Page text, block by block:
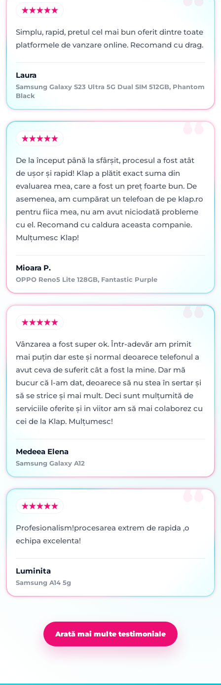
Simplu, rapid, pretul cel mai bun oferit dintre toate
platformele de vanzare online. Recomand cu drag.
Laura
Samsung Galaxy S23 Ultra 5G Dual SIM 512GB, Phantom
Black
De la început până la sfârșit, procesul a fost atât
de ușor și rapid! Klap a plătit exact suma din
evaluarea mea, care a fost un preț foarte bun. De
asemenea, am cumpărat un telefoan de pe klap.ro
pentru fiica mea, nu am avut niciodată probleme
cu el. Recomand cu caldura aceasta companie.
Mulțumesc Klap!
Mioara P.
OPPO Reno5 Lite 128GB, Fantastic Purple
Vânzarea a fost super ok. Într-adevăr am primit
mai puţin dar este şi normal deoarece telefonul a
avut ceva de suferit cât a fost la mine. Dar mă
bucur că l-am dat, deoarece să nu stea în sertar şi
să se strice şi mai mult. Deci sunt mulţumită de
serviciile oferite şi in viitor am să mai colaborez cu
cei de la Klap. Mulţumesc!
Medeea Elena
Samsung Galaxy A12
Profesionalism!procesarea extrem de rapida ,o
echipa excelenta!
Luminita
Samsung A14 5g
Arată mai multe testimoniale